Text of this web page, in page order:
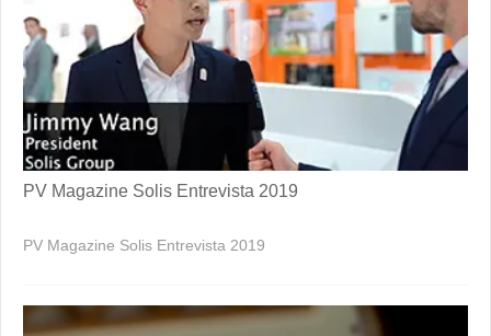
PV Magazine Solis Entrevista 2019
PV Magazine Solis Entrevista 2019